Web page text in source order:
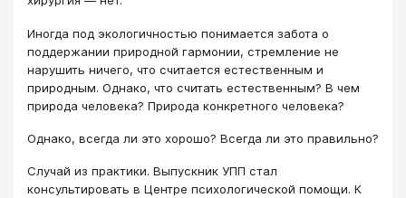
Иногда под экологичностью понимается забота о
поддержании природной гармонии, стремление не
нарушить ничего, что считается естественным и
природным. Однако, что считать естественным? В чем
природа человека? Природа конкретного человека?
Однако, всегда ли это хорошо? Всегда ли это правильно?
Случай из практики. Выпускник УПП стал
консультировать в Центре психологической помощи. К